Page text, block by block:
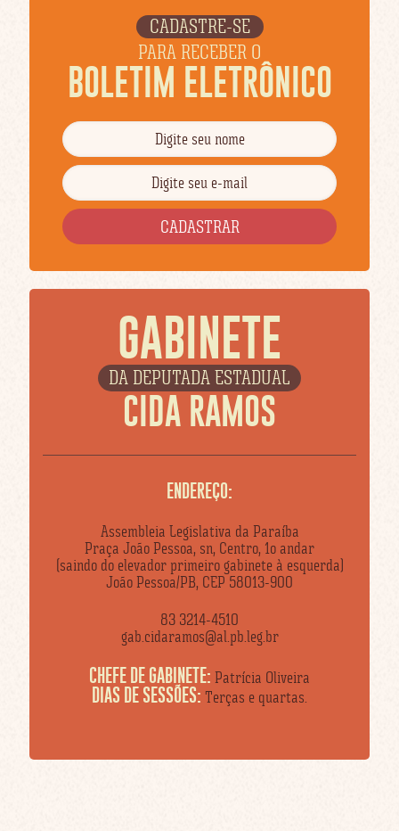
CADASTRE-SE
PARA RECEBER O
BOLETIM ELETRÔNICO
GABINETE
DA DEPUTADA ESTADUAL
CIDA RAMOS
ENDEREÇO:
Assembleia Legislativa da Paraíba
Praça João Pessoa, sn, Centro, 1o andar
(saindo do elevador primeiro gabinete à esquerda)
João Pessoa/PB, CEP 58013-900
83 3214-4510
gab.cidaramos@al.pb.leg.br
CHEFE DE GABINETE: Patrícia Oliveira
DIAS DE SESSÕES: Terças e quartas.